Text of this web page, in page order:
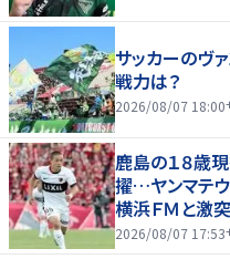
サッカーのヴ
戦力は？
2026/08/07 18:00
鹿島の１８歳
擢…ヤンマテ
横浜ＦＭと激突
2026/08/07 17:53